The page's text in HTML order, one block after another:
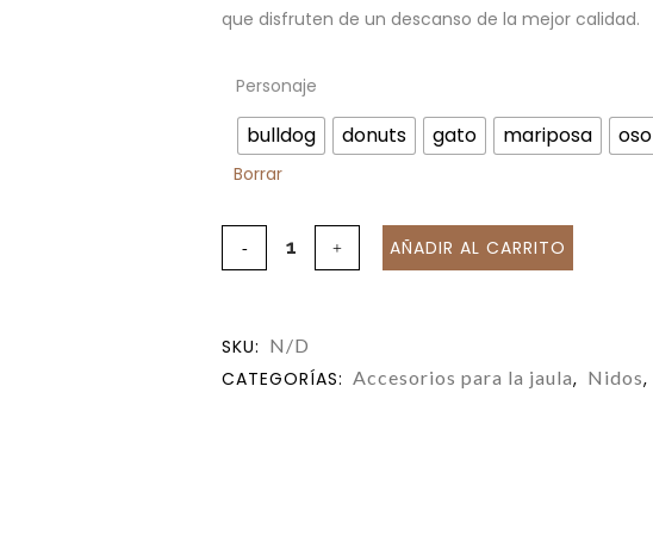
que disfruten de un descanso de la mejor calidad.
Personaje
bulldog donuts gato mariposa oso
Borrar
AÑADIR AL CARRITO
SKU: N/D
CATEGORÍAS: Accesorios para la jaula, Nidos,